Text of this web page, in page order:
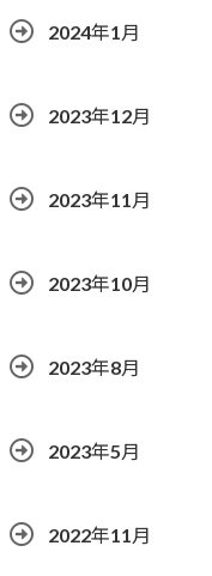
2024年1月
2023年12月
2023年11月
2023年10月
2023年8月
2023年5月
2022年11月